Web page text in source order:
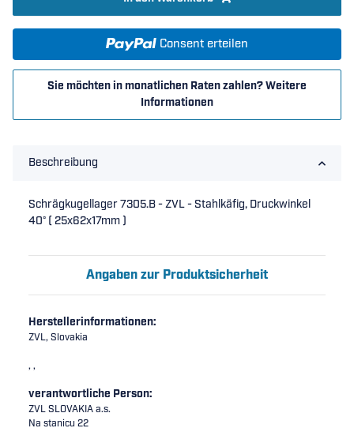
Consent erteilen
Sie möchten in monatlichen Raten zahlen?Weitere
Informationen
Beschreibung
Schrägkugellager 7305.B - ZVL - Stahlkäfig, Druckwinkel
40° ( 25x62x17mm )
Angaben zur Produktsicherheit
Herstellerinformationen:
ZVL, Slovakia
, ,
verantwortliche Person:
ZVL SLOVAKIA a.s.
Na stanicu 22